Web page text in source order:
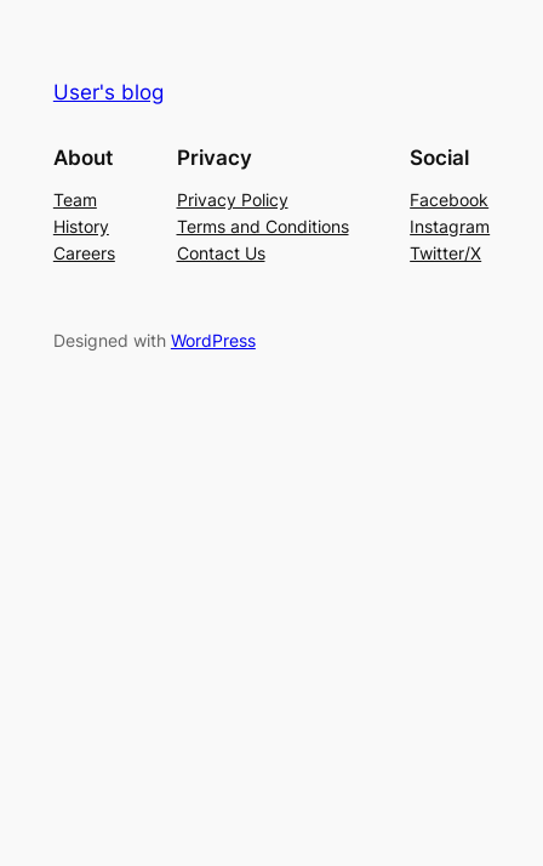
User's blog
About
Team
History
Careers
Privacy
Privacy Policy
Terms and Conditions
Contact Us
Social
Facebook
Instagram
Twitter/X
Designed with WordPress